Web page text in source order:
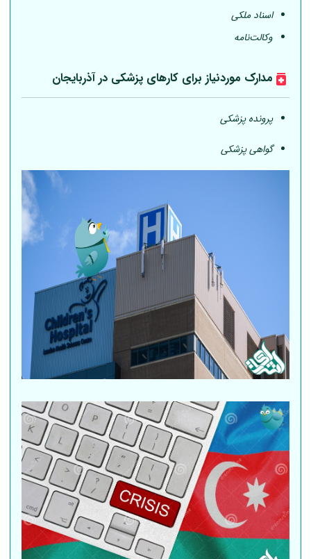
اسناد ملکی
وکالت‌نامه
مدارک موردنیاز برای کارهای پزشکی در آذربایجان
پرونده پزشکی
گواهی پزشکی